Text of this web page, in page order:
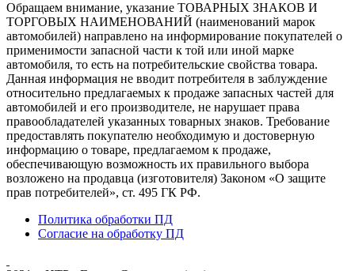
Обращаем внимание, указание ТОВАРНЫХ ЗНАКОВ И
ТОРГОВЫХ НАИМЕНОВАНИЙ (наименований марок
автомобилей) направлено на информирование покупателей о
применимости запасной части к той или иной марке
автомобиля, то есть на потребительские свойства товара.
Данная информация не вводит потребителя в заблуждение
относительно предлагаемых к продаже запасных частей для
автомобилей и его производителе, не нарушает права
правообладателей указанных товарных знаков. Требование
предоставлять покупателю необходимую и достоверную
информацию о товаре, предлагаемом к продаже,
обеспечивающую возможность их правильного выбора
возложено на продавца (изготовителя) Законом «О защите
прав потребителей», ст. 495 ГК РФ.
Политика обработки ПД
Согласие на обработку ПД